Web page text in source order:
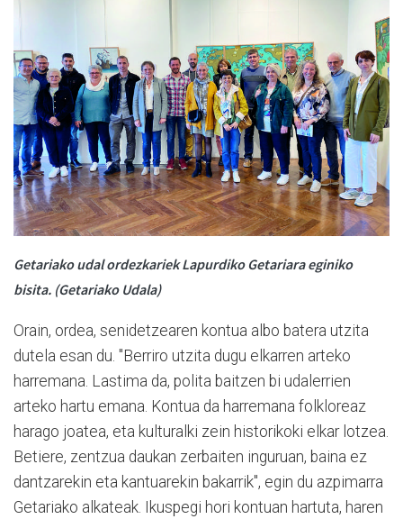
Getariako udal ordezkariek Lapurdiko Getariara eginiko
bisita. (Getariako Udala)
Orain, ordea, senidetzearen kontua albo batera utzita
dutela esan du. "Berriro utzita dugu elkarren arteko
harremana. Lastima da, polita baitzen bi udalerrien
arteko hartu emana. Kontua da harremana folkloreaz
harago joatea, eta kulturalki zein historikoki elkar lotzea.
Betiere, zentzua daukan zerbaiten inguruan, baina ez
dantzarekin eta kantuarekin bakarrik", egin du azpimarra
Getariako alkateak. Ikuspegi hori kontuan hartuta, haren